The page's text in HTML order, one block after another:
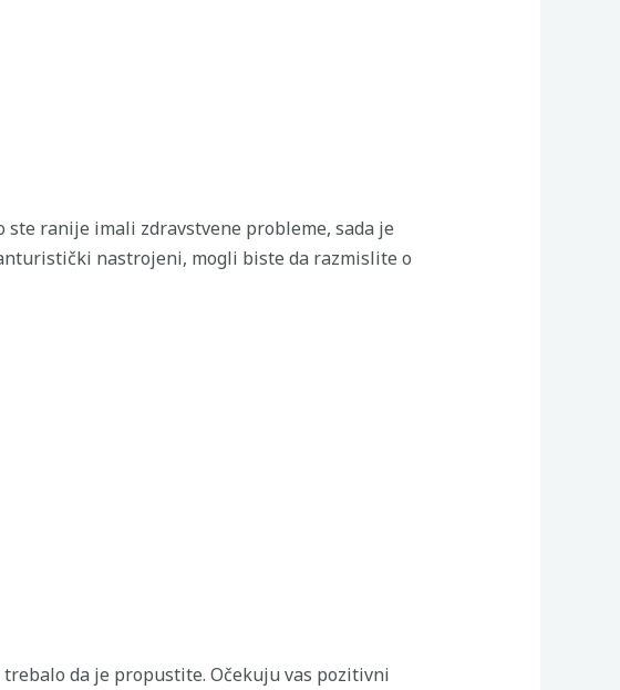
ranije imali zdravstvene probleme, sada je
nastrojeni, mogli biste da razmislite o
da je propustite. Očekuju vas pozitivni